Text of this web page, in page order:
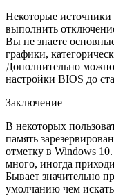
Некоторые источники
выполнить
Вы не знаете
графики,
Дополнительно
настройки BIOS до
Заключение
В некоторых
память
отметку в Windows
много, иногда
Бывает значительно
умолчанию чем